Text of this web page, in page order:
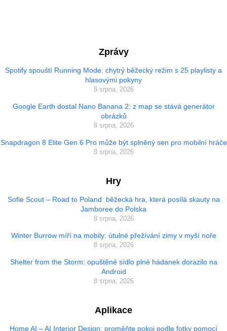
Zprávy
Spotify spouští Running Mode: chytrý běžecký režim s 25 playlisty a
hlasovými pokyny
8 srpna, 2026
Google Earth dostal Nano Banana 2: z map se stává generátor
obrázků
8 srpna, 2026
Snapdragon 8 Elite Gen 6 Pro může být splněný sen pro mobilní hráče
8 srpna, 2026
Hry
Sofie Scout – Road to Poland: běžecká hra, která posílá skauty na
Jamboree do Polska
8 srpna, 2026
Winter Burrow míří na mobily: útulné přežívání zimy v myší noře
8 srpna, 2026
Shelter from the Storm: opuštěné sídlo plné hádanek dorazilo na
Android
8 srpna, 2026
Aplikace
Home AI – AI Interior Design: proměňte pokoj podle fotky pomocí